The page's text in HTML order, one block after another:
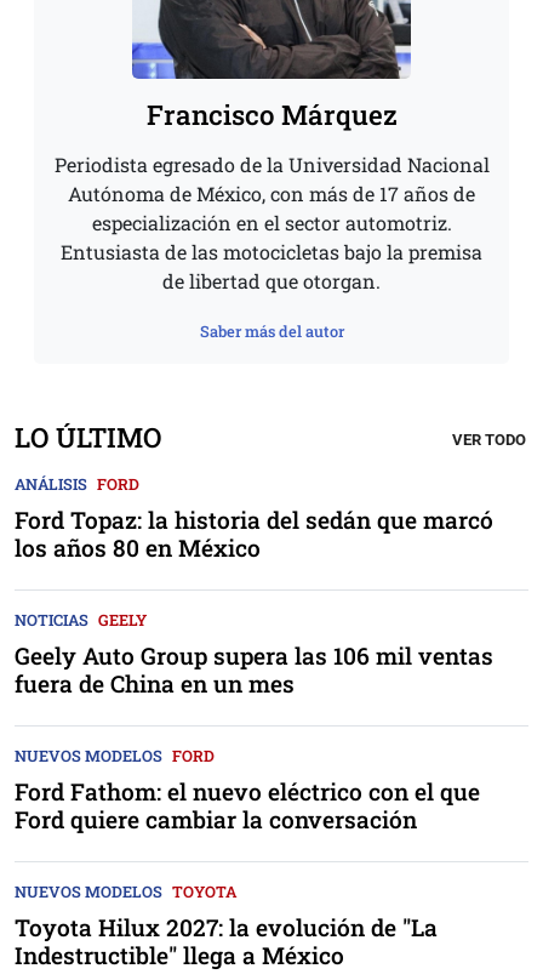
Francisco Márquez
Periodista egresado de la Universidad Nacional
Autónoma de México, con más de 17 años de
especialización en el sector automotriz.
Entusiasta de las motocicletas bajo la premisa
de libertad que otorgan.
Saber más del autor
LO ÚLTIMO VER TODO
ANÁLISIS FORD
Ford Topaz: la historia del sedán que marcó
los años 80 en México
NOTICIAS GEELY
Geely Auto Group supera las 106 mil ventas
fuera de China en un mes
NUEVOS MODELOS FORD
Ford Fathom: el nuevo eléctrico con el que
Ford quiere cambiar la conversación
NUEVOS MODELOS TOYOTA
Toyota Hilux 2027: la evolución de "La
Indestructible" llega a México